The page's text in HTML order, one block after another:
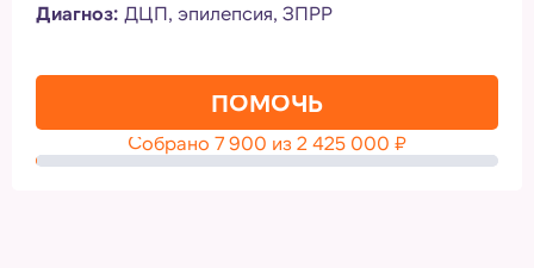
Диагноз: ДЦП, эпилепсия, ЗПРР
ПОМОЧЬ
Собрано 7 900 из 2 425 000 ₽